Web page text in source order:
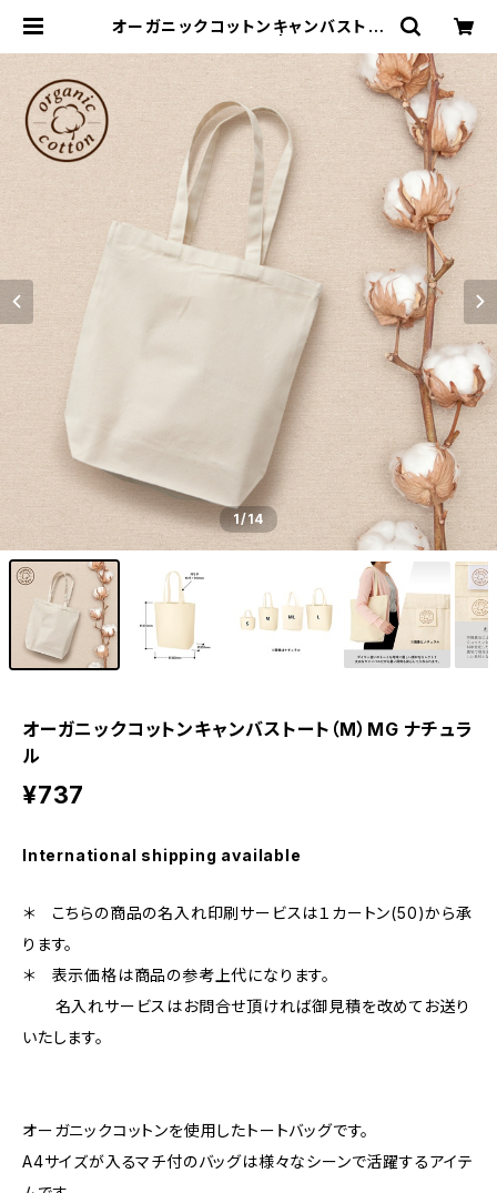
オーガニックコットンキャンバストー
ティ販促 ミスターギフト
1/14
オーガニックコットンキャンバストート（M）MG ナチュラ
ル
¥737
International shipping available
＊ こちらの商品の名入れ印刷サービスは１カートン(50)から承
ります。
＊ 表示価格は商品の参考上代になります。
名入れサービスはお問合せ頂ければ御見積を改めてお送り
いたします。
オーガニックコットンを使用したトートバッグです。
A4サイズが入るマチ付のバッグは様々なシーンで活躍するアイテ